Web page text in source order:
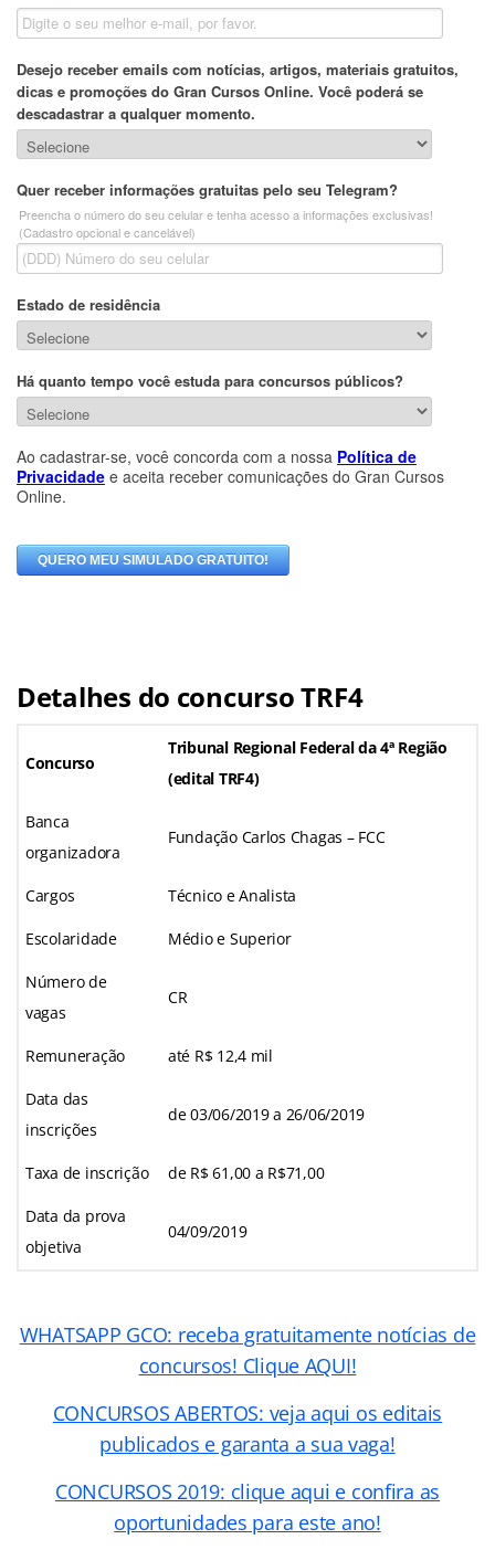
Detalhes do concurso TRF4
Concurso
Tribunal Regional Federal da 4ª Região
(edital TRF4)
Banca
organizadora
Fundação Carlos Chagas – FCC
Cargos Técnico e Analista
Escolaridade Médio e Superior
Número de
vagas
CR
Remuneração até R$ 12,4 mil
Data das
inscrições
de 03/06/2019 a 26/06/2019
Taxa de inscrição de R$ 61,00 a R$71,00
Data da prova
objetiva
04/09/2019
WHATSAPP GCO: receba gratuitamente notícias de
concursos! Clique AQUI!
CONCURSOS ABERTOS: veja aqui os editais
publicados e garanta a sua vaga!
CONCURSOS 2019: clique aqui e confira as
oportunidades para este ano!